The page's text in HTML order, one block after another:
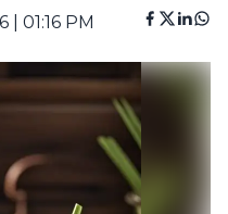
01:16 PM